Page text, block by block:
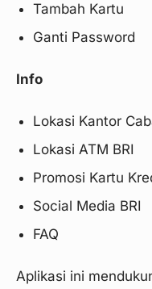
Tambah Kartu
Ganti Password
Info
Lokasi Kantor
Lokasi ATM BRI
Promosi Kartu
Social Media BRI
FAQ
Aplikasi ini